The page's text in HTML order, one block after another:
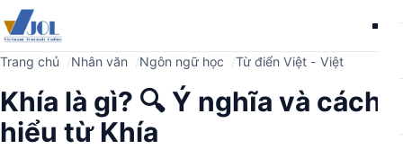
Trang chủ Nhân văn Ngôn ngữ học Từ điển Việt - Việt
Khía là gì? 🔍 Ý nghĩa và cách
hiểu từ Khía